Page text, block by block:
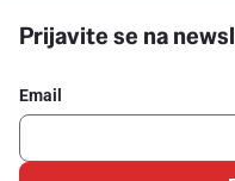
Prijavite se na
Email